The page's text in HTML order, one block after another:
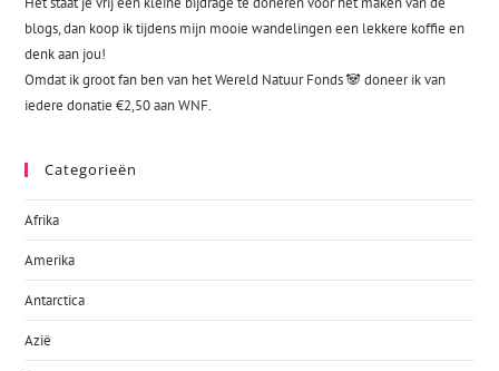
blogs, dan koop ik tijdens mijn mooie wandelingen een lekkere koffie en
denk aan jou!
Omdat ik groot fan ben van het Wereld Natuur Fonds 🐼 doneer ik van
iedere donatie €2,50 aan WNF.
Categorieën
Afrika
Amerika
Antarctica
Azië